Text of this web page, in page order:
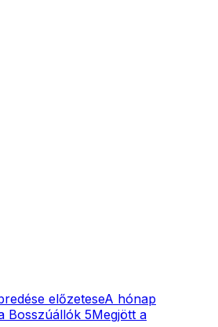
előzeteseA hónap
Bosszúállók 5Megjött a